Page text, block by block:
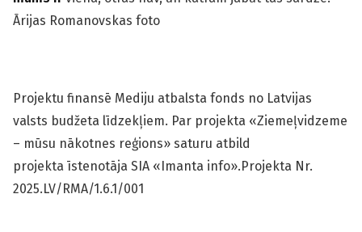
Ārijas Romanovskas foto
Projektu finansē Mediju atbalsta fonds no Latvijas
valsts budžeta līdzekļiem. Par projekta «Ziemeļvidzeme
– mūsu nākotnes reģions» saturu atbild
projekta īstenotāja SIA «Imanta info».Projekta Nr.
2025.LV/RMA/1.6.1/001